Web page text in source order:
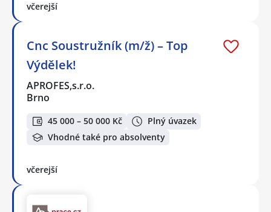
včerejší
Cnc Soustružník (m/ž) – Top
Výdělek!
APROFES,s.r.o.
Brno
45 000 – 50 000 Kč
Plný úvazek
Vhodné také pro absolventy
včerejší